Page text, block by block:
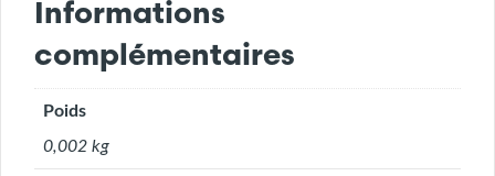
Informations
complémentaires
Poids
0,002 kg